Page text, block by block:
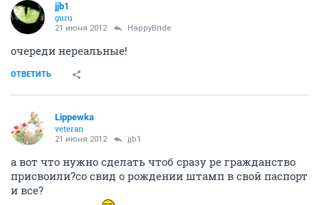
jjb1
guru
21 июня 2012 HappyBride
очереди нереальные!
ОТВЕТИТЬ
Lippewka
veteran
21 июня 2012 jjb1
а вот что нужно сделать чтоб сразу ре гражданство
присвоили?со свид о рождении штамп в свой паспорт
и все?